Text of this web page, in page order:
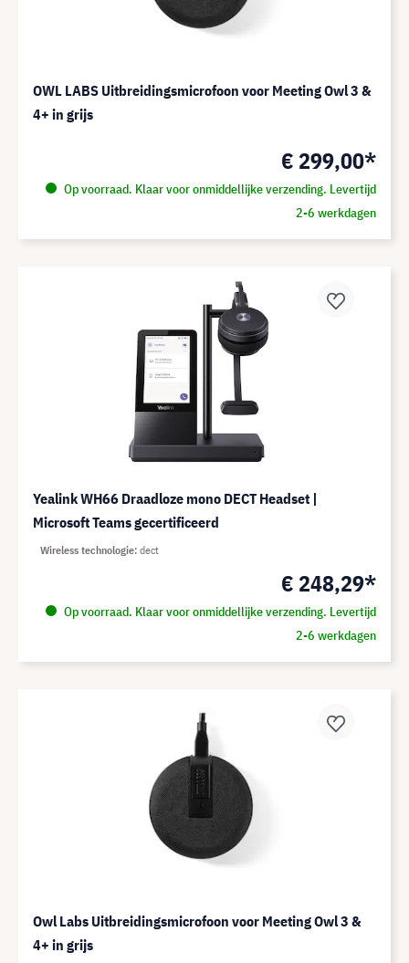
OWL LABS Uitbreidingsmicrofoon voor Meeting Owl 3 &
4+ in grijs
€ 299,00*
Op voorraad. Klaar voor onmiddellijke verzending. Levertijd
2-6 werkdagen
Yealink WH66 Draadloze mono DECT Headset |
Microsoft Teams gecertificeerd
€ 248,29*
Op voorraad. Klaar voor onmiddellijke verzending. Levertijd
2-6 werkdagen
Wireless technologie dect
Owl Labs Uitbreidingsmicrofoon voor Meeting Owl 3 &
4+ in grijs